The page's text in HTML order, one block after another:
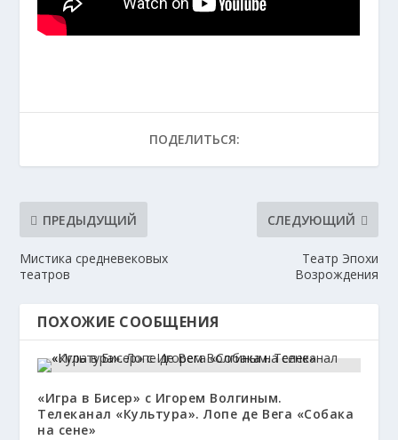
ПОДЕЛИТЬСЯ:
ПРЕДЫДУЩИЙ
Мистика средневековых
театров
СЛЕДУЮЩИЙ
Театр Эпохи
Возрождения
ПОХОЖИЕ СООБЩЕНИЯ
«Игра в Бисер» с Игорем Волгиным.
Телеканал «Культура». Лопе де Вега «Собака
на сене»